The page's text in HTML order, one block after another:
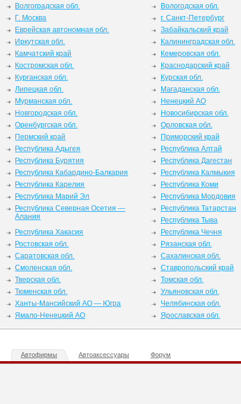
Волгоградская обл.
Вологодская обл.
Г. Москва
г. Санкт-Петербург
Еврейская автономная обл.
Забайкальский край
Иркутская обл.
Калининградская обл.
Камчатский край
Кемеровская обл.
Костромская обл.
Краснодарский край
Курганская обл.
Курская обл.
Липецкая обл.
Магаданская обл.
Мурманская обл.
Ненецкий АО
Новгородская обл.
Новосибирская обл.
Оренбургская обл.
Орловская обл.
Пермский край
Приморский край
Республика Адыгея
Республика Алтай
Республика Бурятия
Республика Дагестан
Республика Кабардино-Балкария
Республика Калмыкия
Республика Карелия
Республика Коми
Республика Марий Эл
Республика Мордовия
Республика Северная Осетия —
Алания
Республика Татарстан
Республика Тыва
Республика Хакасия
Республика Чечня
Ростовская обл.
Рязанская обл.
Саратовская обл.
Сахалинская обл.
Смоленская обл.
Ставропольский край
Тверская обл.
Томская обл.
Тюменская обл.
Ульяновская обл.
Ханты-Мансийский АО — Югра
Челябинская обл.
Ямало-Ненецкий АО Ярославская обл.
Автофирмы Автоаксессуары Форум